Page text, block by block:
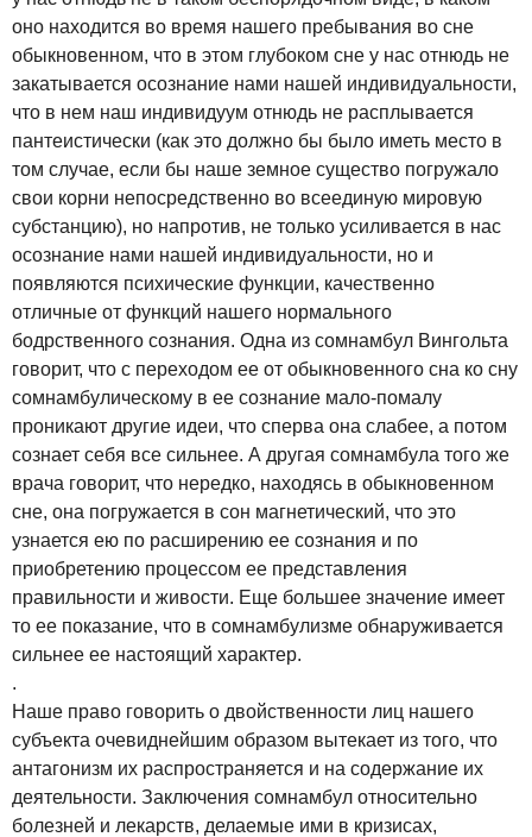
оно находится во время нашего пребывания во сне
обыкновенном, что в этом глубоком сне у нас отнюдь не
закатывается осознание нами нашей индивидуальности,
что в нем наш индивидуум отнюдь не расплывается
пантеистически (как это должно бы было иметь место в
том случае, если бы наше земное существо погружало
свои корни непосредственно во всеединую мировую
субстанцию), но напротив, не только усиливается в нас
осознание нами нашей индивидуальности, но и
появляются психические функции, качественно
отличные от функций нашего нормального
бодрственного сознания. Одна из сомнамбул Вингольта
говорит, что с переходом ее от обыкновенного сна ко сну
сомнамбулическому в ее сознание мало-помалу
проникают другие идеи, что сперва она слабее, а потом
сознает себя все сильнее. А другая сомнамбула того же
врача говорит, что нередко, находясь в обыкновенном
сне, она погружается в сон магнетический, что это
узнается ею по расширению ее сознания и по
приобретению процессом ее представления
правильности и живости. Еще большее значение имеет
то ее показание, что в сомнамбулизме обнаруживается
сильнее ее настоящий характер.
.
Наше право говорить о двойственности лиц нашего
субъекта очевиднейшим образом вытекает из того, что
антагонизм их распространяется и на содержание их
деятельности. Заключения сомнамбул относительно
болезней и лекарств, делаемые ими в кризисах,